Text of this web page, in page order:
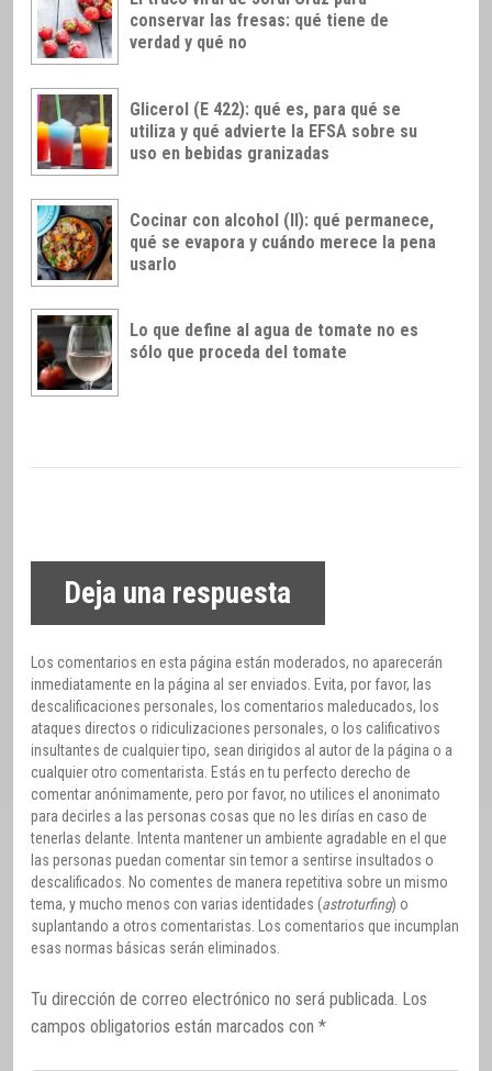
conservar las fresas: qué tiene de
verdad y qué no
Glicerol (E 422): qué es, para qué se
utiliza y qué advierte la EFSA sobre su
uso en bebidas granizadas
Cocinar con alcohol (II): qué permanece,
qué se evapora y cuándo merece la pena
usarlo
Lo que define al agua de tomate no es
sólo que proceda del tomate
Deja una respuesta
Los comentarios en esta página están moderados, no aparecerán
inmediatamente en la página al ser enviados. Evita, por favor, las
descalificaciones personales, los comentarios maleducados, los
ataques directos o ridiculizaciones personales, o los calificativos
insultantes de cualquier tipo, sean dirigidos al autor de la página o a
cualquier otro comentarista. Estás en tu perfecto derecho de
comentar anónimamente, pero por favor, no utilices el anonimato
para decirles a las personas cosas que no les dirías en caso de
tenerlas delante. Intenta mantener un ambiente agradable en el que
las personas puedan comentar sin temor a sentirse insultados o
descalificados. No comentes de manera repetitiva sobre un mismo
tema, y mucho menos con varias identidades (astroturfing) o
suplantando a otros comentaristas. Los comentarios que incumplan
esas normas básicas serán eliminados.
Tu dirección de correo electrónico no será publicada. Los
campos obligatorios están marcados con *